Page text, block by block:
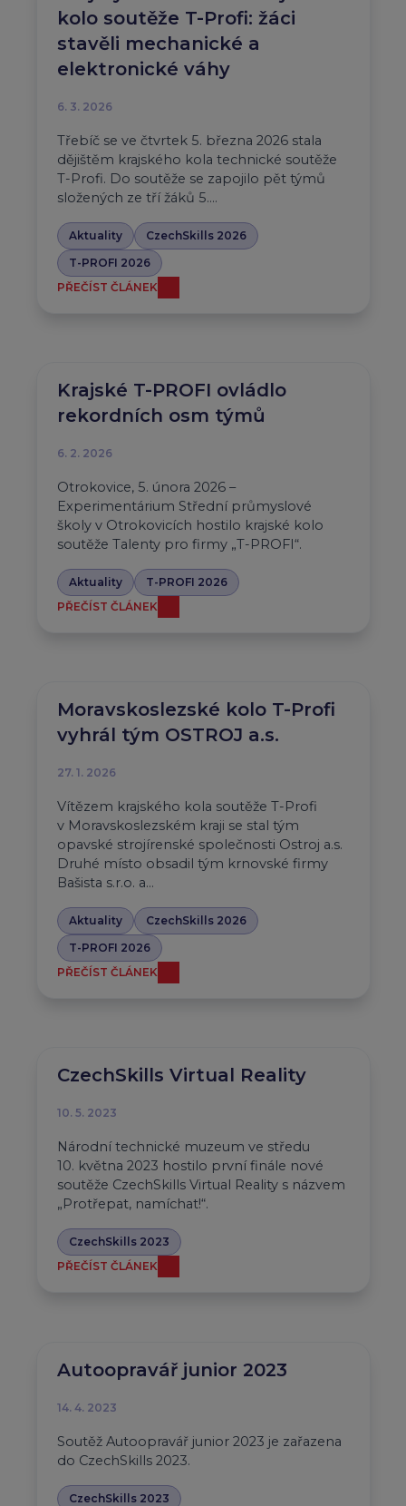
kolo soutěže T-Profi: žáci
stavěli mechanické a
elektronické váhy
6. 3. 2026
Třebíč se ve čtvrtek 5. března 2026 stala
dějištěm krajského kola technické soutěže
T-Profi. Do soutěže se zapojilo pět týmů
složených ze tří žáků 5….
Aktuality
CzechSkills 2026
T-PROFI 2026
PŘEČÍST ČLÁNEK
Krajské T-PROFI ovládlo
rekordních osm týmů
6. 2. 2026
Otrokovice, 5. února 2026 –
Experimentárium Střední průmyslové
školy v Otrokovicích hostilo krajské kolo
soutěže Talenty pro firmy „T-PROFI“.
Aktuality
T-PROFI 2026
PŘEČÍST ČLÁNEK
Moravskoslezské kolo T-Profi
vyhrál tým OSTROJ a.s.
27. 1. 2026
Vítězem krajského kola soutěže T-Profi
v Moravskoslezském kraji se stal tým
opavské strojírenské společnosti Ostroj a.s.
Druhé místo obsadil tým krnovské firmy
Bašista s.r.o. a…
Aktuality
CzechSkills 2026
T-PROFI 2026
PŘEČÍST ČLÁNEK
CzechSkills Virtual Reality
10. 5. 2023
Národní technické muzeum ve středu
10. května 2023 hostilo první finále nové
soutěže CzechSkills Virtual Reality s názvem
„Protřepat, namíchat!“.
CzechSkills 2023
PŘEČÍST ČLÁNEK
Autoopravář junior 2023
14. 4. 2023
Soutěž Autoopravář junior 2023 je zařazena
do CzechSkills 2023.
CzechSkills 2023